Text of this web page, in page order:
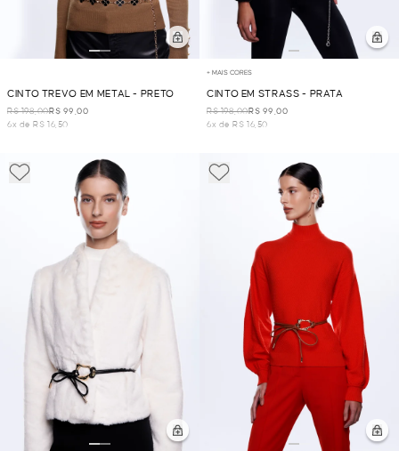
CINTO TREVO EM METAL - PRETO
R$ 198,00R$ 99,00
6x de R$ 16,50
+ MAIS CORES
CINTO EM STRASS - PRATA
R$ 198,00R$ 99,00
6x de R$ 16,50